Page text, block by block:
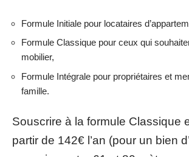
Formule Initiale pour locataires
Formule Classique pour ceux qui
mobilier,
Formule Intégrale pour propriétaires et
famille.
Souscrire à la formule Classique
partir de 142€ l’an (pour un bien